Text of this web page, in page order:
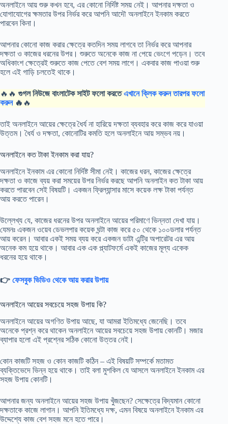
অনলাইনে আয় শুরু কখন হবে, এর কোনো নির্দিষ্ট সময় নেই। আপনার দক্ষতা ও
যোগাযোগের ক্ষমতার উপর নির্ভর করে আপনি আদৌ অনলাইনে ইনকাম করতে
পারবেন কিনা।
আপনার কোনো কাজ করার ক্ষেত্রে কতদিন সময় লাগবে তা নির্ভর করে আপনার
দক্ষতা ও কাজের ধরনের উপর। শুরুতে অনেকে কাজ না পেয়ে ভেংগে পড়েন। তবে
অধিকাংশ ক্ষেত্রেই শুরুতে কাজ পেতে বেশ সময় লাগে। একবার কাজ পাওয়া শুরু
হলে এই গাড়ি চলতেই থাকে।
🔥🔥 গুগল নিউজে বাংলাটেক সাইট ফলো করতেএখানে ক্লিক করুন তারপর ফলো
করুন🔥 🔥
তাই অনলাইনে আয়ের ক্ষেত্রে ধৈর্য না হারিয়ে দক্ষতা ব্যবহার করে কাজ করে যাওয়া
উত্তম। ধৈর্য ও দক্ষতা, কোনোটির কমতি হলে অনলাইনে আয় সম্ভব নয়।
অনলাইনে কত টাকা ইনকাম করা যায়?
অনলাইনে ইনকাম এর কোনো নির্দিষ্ট সীমা নেই। কাজের ধরন, কাজের ক্ষেত্রে
দক্ষতা ও কাজে ব্যয় করা সময়ের উপর নির্ভর করছে আপনি অনলাইন কত টাকা আয়
করতে পারবেন সেই বিষয়টি। একজন ফ্রিল্যান্সার মাসে কয়েক লক্ষ টাকা পর্যন্ত
আয় করতে পারেন।
উল্লেখ্য যে, কাজের ধরনের উপর অনলাইনে আয়ের পরিমাণে ভিন্নতা দেখা যায়।
যেমনঃ একজন ওয়েব ডেভলপার কয়েক ঘন্টা কাজ করে ৫০ থেকে ১০০ডলার পর্যন্ত
আয় করেন। আবার একই সময় ব্যয় করে একজন ডাটা এন্ট্রি অপারেটর এর আয়
অনেক কম হয়ে থাকে। আবার এক এক প্ল্যাটফর্মে একই কাজের মূল্য একেক
ধরনের হয়ে থাকে।
👉 ফেসবুক ভিডিও থেকে আয় করার উপায়
অনলাইনে আয়ের সবচেয়ে সহজ উপায় কি?
অনলাইনে আয়ের অগণিত উপায় আছে, যা আমরা ইতিমধ্যে জেনেছি। তবে
অনেকে প্রশ্ন করে থাকেন অনলাইনে আয়ের সবচেয়ে সহজ উপায় কোনটি। মজার
ব্যাপার হলো এই প্রশ্নের সঠিক কোনো উত্তর নেই।
কোন কাজটি সহজ ও কোন কাজটি কঠিন – এই বিষয়টি সম্পর্কে মতামত
ব্যক্তিভেদে ভিন্ন হয়ে থাকে। তাই বলা মুশকিল যে আসলে অনলাইনে ইনকাম এর
সহজ উপায় কোনটি।
আপনার জন্য অনলাইনে আয়ের সহজ উপায় খুঁজছেন? সেক্ষেত্রে বিদ্যমান কোনো
দক্ষতাকে কাজে লাগান। আপনি ইতিমধ্যে দক্ষ, এমন বিষয়ে অনলাইনে ইনকাম এর
উদ্দেশ্যে কাজ বেশ সহজ মনে হতে পারে।